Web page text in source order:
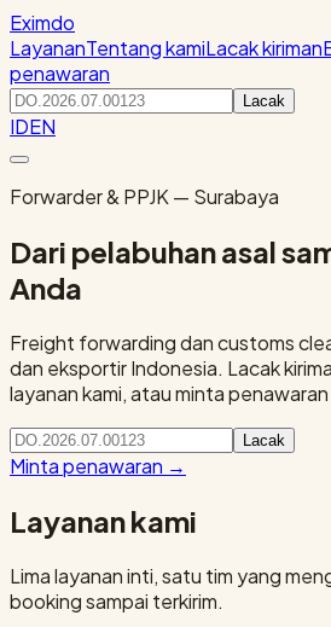
Eximdo
LayananTentang kamiLacak kiriman
penawaran
Lacak
IDEN
Forwarder & PPJK — Surabaya
Dari pelabuhan asal
Anda
Freight forwarding dan customs
dan eksportir Indonesia. Lacak
layanan kami, atau minta penawaran
Lacak
Minta penawaran →
Layanan kami
Lima layanan inti, satu tim yang
booking sampai terkirim.